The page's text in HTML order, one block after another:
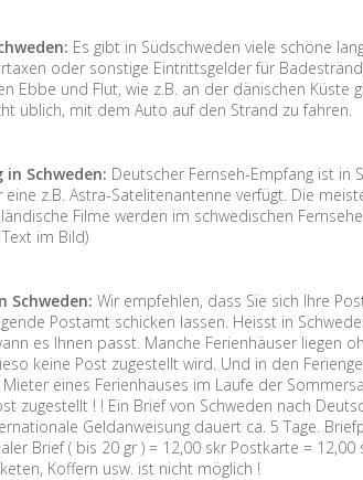
Es gibt in Südschweden viele schöne
oder sonstige Eintrittsgelder für
Ebbe und Flut, wie z.B. an der dänischen Küste
üblich, mit dem Auto auf den Strand zu fahren.
Schweden: Deutscher Fernseh-Empfang ist in
eine z.B. Astra-Satelitenantenne verfügt. Die
Filme werden im schwedischen
im Bild)
Schweden: Wir empfehlen, dass Sie sich Ihre
Postamt schicken lassen. Heisst in Schweden
es Ihnen passt. Manche Ferienhäuser liegen
keine Post zugestellt wird. Und in den
eines Ferienhauses im Laufe der
zugestellt ! ! Ein Brief von Schweden nach
Geldanweisung dauert ca. 5 Tage.
Brief ( bis 20 gr ) = 12,00 skr Postkarte = 12,00
Koffern usw. ist nicht möglich !